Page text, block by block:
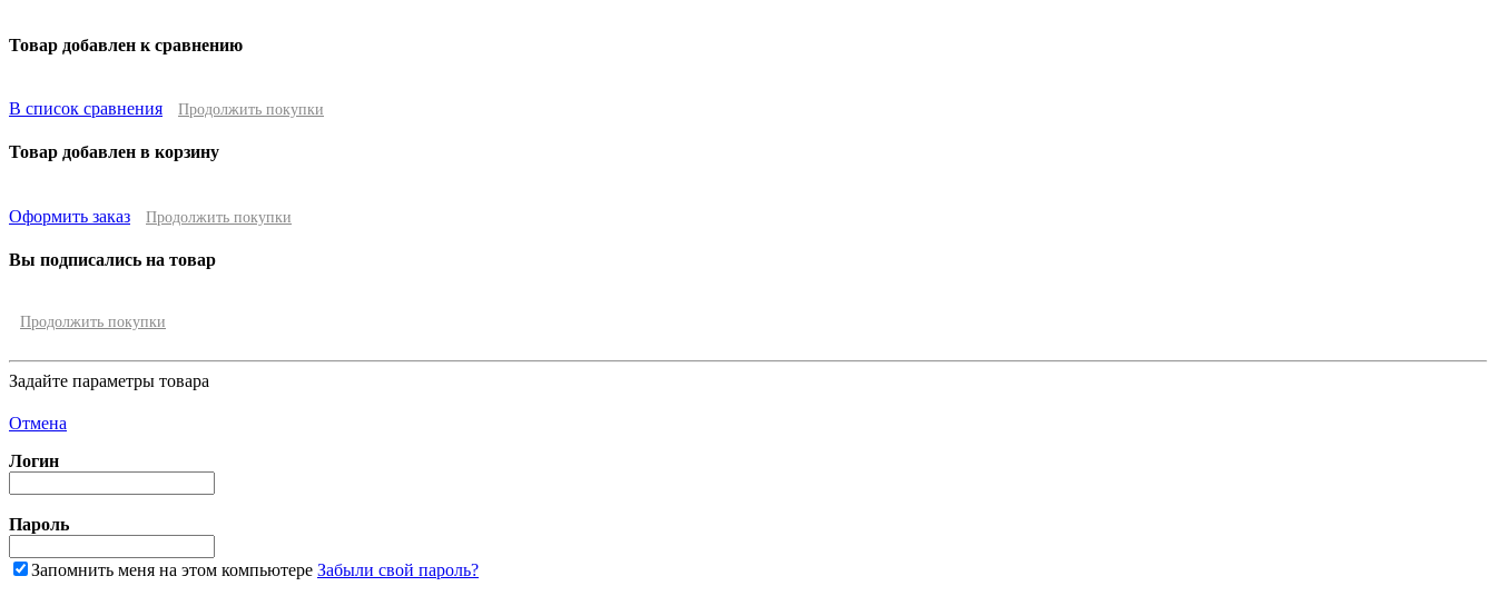
Товар добавлен к сравнению
В список сравнения Продолжить покупки
Товар добавлен в корзину
Оформить заказ Продолжить покупки
Вы подписались на товар
Продолжить покупки
Задайте параметры товара
Отмена
Логин
Пароль
Запомнить меня на этом компьютере Забыли свой пароль?